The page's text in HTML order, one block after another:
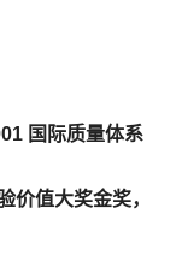
国际质量体系
价值大奖金奖，